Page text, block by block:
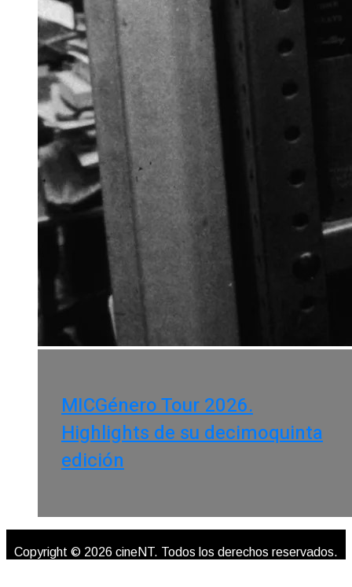
MICGénero Tour 2026.
Highlights de su decimoquinta
edición
Copyright © 2026 cineNT. Todos los derechos reservados.